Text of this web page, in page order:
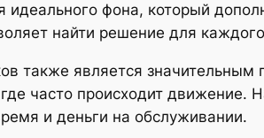
идеального фона, который
найти решение для
также является
часто происходит
и деньги на обслуживании.